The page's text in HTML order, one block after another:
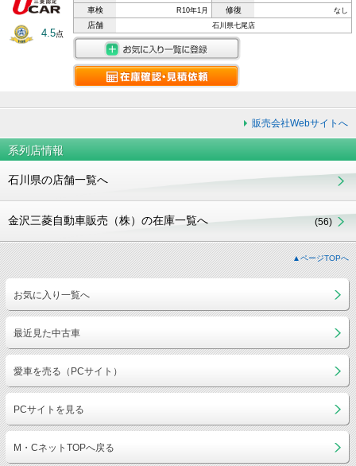
4.5点
車検 R10年1月 修復 なし
店舗 石川県七尾店
販売会社Webサイトへ
系列店情報
石川県の店舗一覧へ
金沢三菱自動車販売（株）の在庫一覧へ (56)
▲ページTOPへ
お気に入り一覧へ
最近見た中古車
愛車を売る（PCサイト）
PCサイトを見る
M・CネットTOPへ戻る